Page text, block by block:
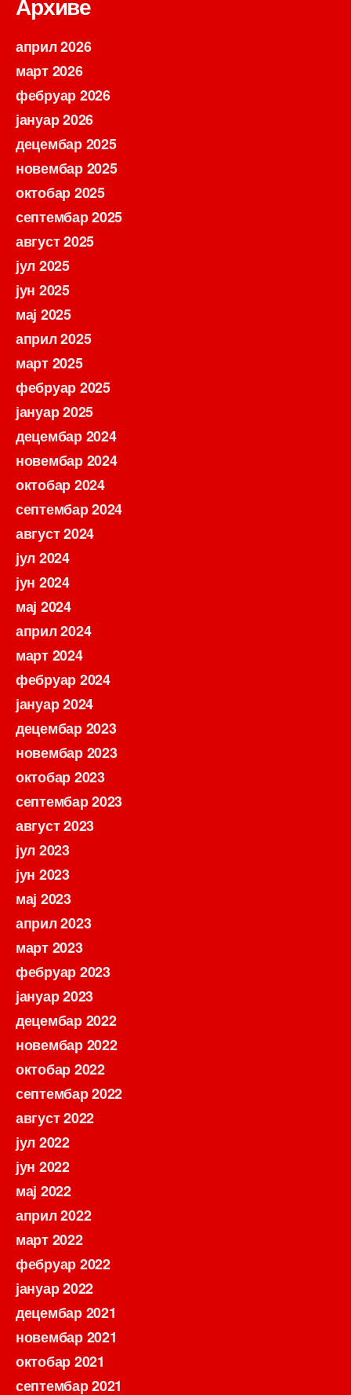
април 2026
март 2026
фебруар 2026
јануар 2026
децембар 2025
новембар 2025
октобар 2025
септембар 2025
август 2025
јул 2025
јун 2025
мај 2025
април 2025
март 2025
фебруар 2025
јануар 2025
децембар 2024
новембар 2024
октобар 2024
септембар 2024
август 2024
јул 2024
јун 2024
мај 2024
април 2024
март 2024
фебруар 2024
јануар 2024
децембар 2023
новембар 2023
октобар 2023
септембар 2023
август 2023
јул 2023
јун 2023
мај 2023
април 2023
март 2023
фебруар 2023
јануар 2023
децембар 2022
новембар 2022
октобар 2022
септембар 2022
август 2022
јул 2022
јун 2022
мај 2022
април 2022
март 2022
фебруар 2022
јануар 2022
децембар 2021
новембар 2021
октобар 2021
септембар 2021